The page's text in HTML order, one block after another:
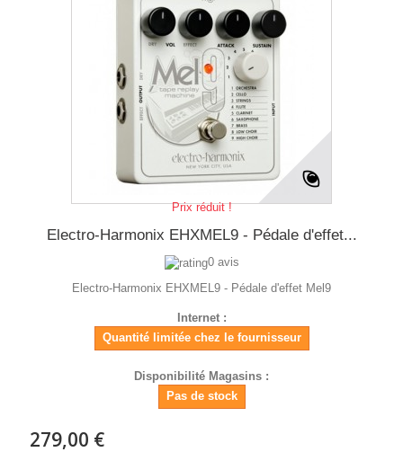
Prix réduit !
Electro-Harmonix EHXMEL9 - Pédale d'effet...
0 avis
Electro-Harmonix EHXMEL9 - Pédale d'effet Mel9
Internet :
Quantité limitée chez le fournisseur
Disponibilité Magasins :
Pas de stock
279,00 €